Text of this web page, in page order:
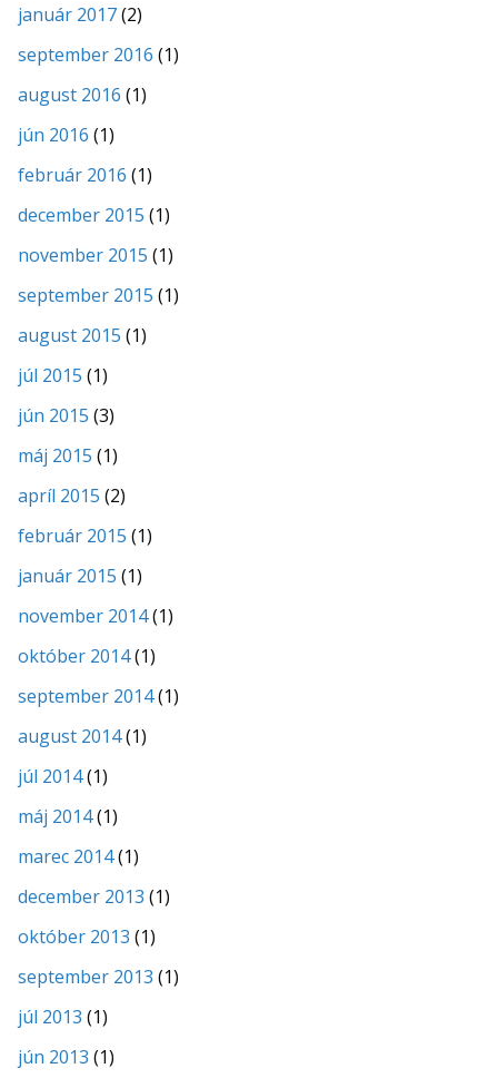
január 2017(2)
september 2016 (1)
august 2016 (1)
jún 2016 (1)
február 2016 (1)
december 2015 (1)
november 2015 (1)
september 2015 (1)
august 2015 (1)
júl 2015 (1)
jún 2015 (3)
máj 2015 (1)
apríl 2015 (2)
február 2015 (1)
január 2015 (1)
november 2014(1)
október 2014(1)
september 2014(1)
august 2014(1)
júl 2014(1)
máj 2014(1)
marec 2014(1)
december 2013 (1)
október 2013 (1)
september 2013 (1)
júl 2013 (1)
jún 2013 (1)